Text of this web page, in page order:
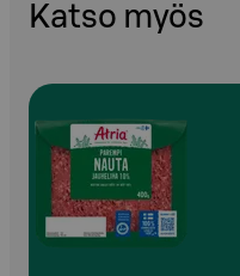
Katso myös